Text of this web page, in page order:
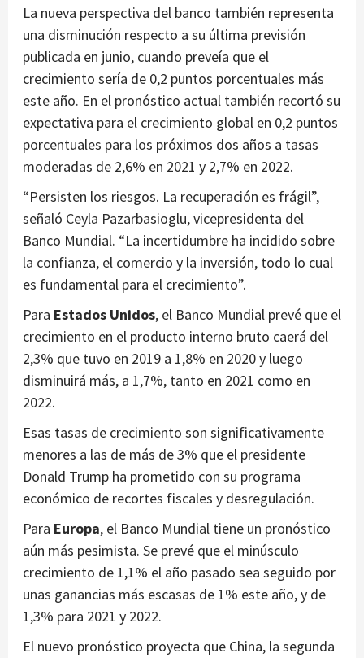
La nueva perspectiva del banco también representa
una disminución respecto a su última previsión
publicada en junio, cuando preveía que el
crecimiento sería de 0,2 puntos porcentuales más
este año. En el pronóstico actual también recortó su
expectativa para el crecimiento global en 0,2 puntos
porcentuales para los próximos dos años a tasas
moderadas de 2,6% en 2021 y 2,7% en 2022.
“Persisten los riesgos. La recuperación es frágil”,
señaló Ceyla Pazarbasioglu, vicepresidenta del
Banco Mundial. “La incertidumbre ha incidido sobre
la confianza, el comercio y la inversión, todo lo cual
es fundamental para el crecimiento”.
Para Estados Unidos, el Banco Mundial prevé que el
crecimiento en el producto interno bruto caerá del
2,3% que tuvo en 2019 a 1,8% en 2020 y luego
disminuirá más, a 1,7%, tanto en 2021 como en
2022.
Esas tasas de crecimiento son significativamente
menores a las de más de 3% que el presidente
Donald Trump ha prometido con su programa
económico de recortes fiscales y desregulación.
Para Europa, el Banco Mundial tiene un pronóstico
aún más pesimista. Se prevé que el minúsculo
crecimiento de 1,1% el año pasado sea seguido por
unas ganancias más escasas de 1% este año, y de
1,3% para 2021 y 2022.
El nuevo pronóstico proyecta que China, la segunda